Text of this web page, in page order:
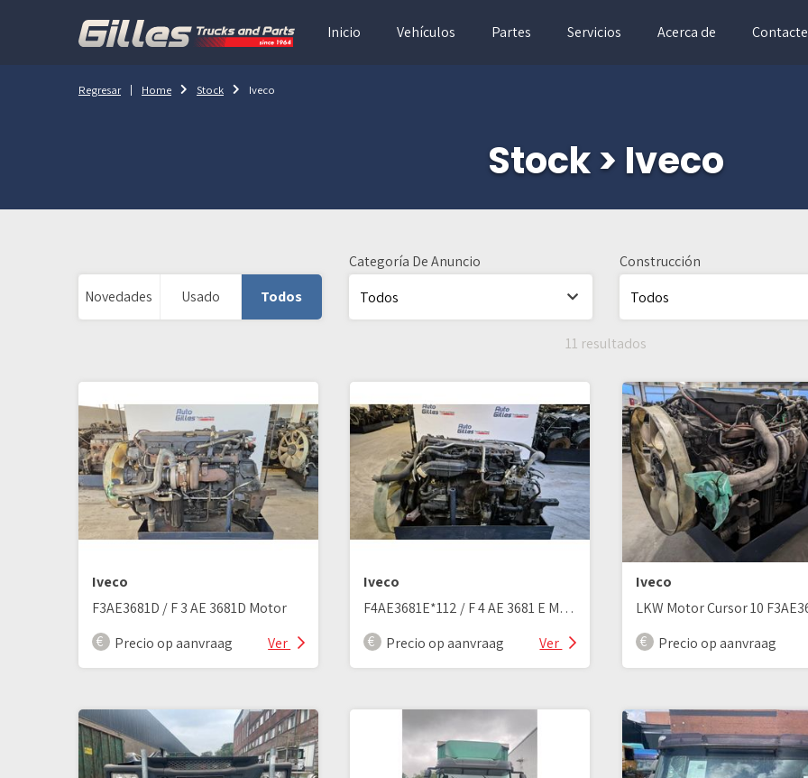
Inicio Vehículos Partes Servicios Acerca de
Regresar Home Stock Iveco
Stock > Iveco
Novedades Usado Todos
Categoría De Anuncio Construcción
11 resultados
Iveco
F3AE3681D / F 3 AE 3681D Motor
Precio op aanvraag
Ver
Iveco
F4AE3681E*112 / F 4 AE 3681 E Motor
Precio op aanvraag
Ver
Iveco
Precio op aanvraag